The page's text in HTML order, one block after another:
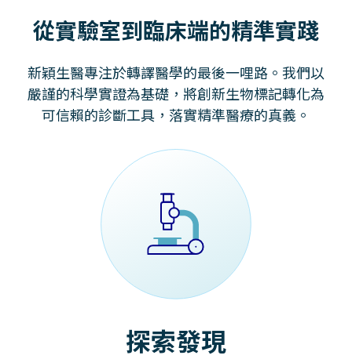
從實驗室到臨床端的精準實踐
新穎生醫專注於轉譯醫學的最後一哩路。我們以
嚴謹的科學實證為基礎，將創新生物標記轉化為
可信賴的診斷工具，落實精準醫療的真義。
探索發現